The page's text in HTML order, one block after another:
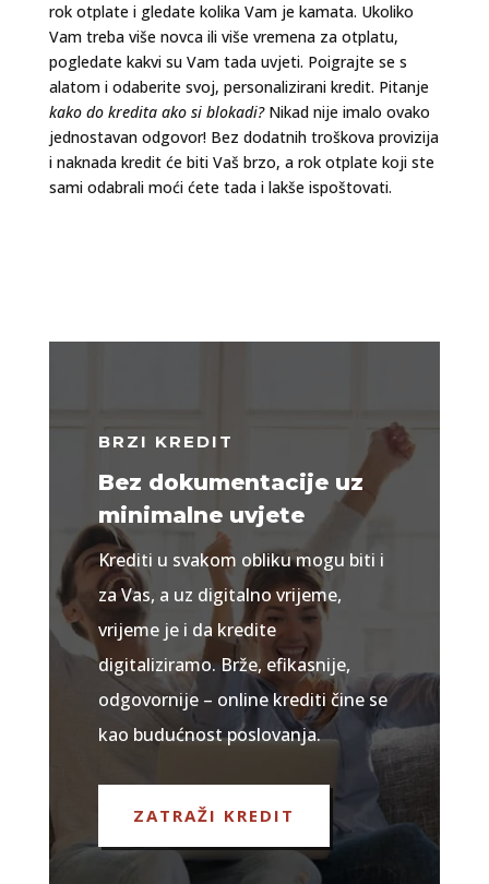
rok otplate i gledate kolika Vam je kamata. Ukoliko
Vam treba više novca ili više vremena za otplatu,
pogledate kakvi su Vam tada uvjeti. Poigrajte se s
alatom i odaberite svoj, personalizirani kredit. Pitanje
kako do kredita ako si blokadi?Nikad nije imalo ovako
jednostavan odgovor! Bez dodatnih troškova provizija
i naknada kredit će biti Vaš brzo, a rok otplate koji ste
sami odabrali moći ćete tada i lakše ispoštovati.
BRZI KREDIT
Bez dokumentacije uz
minimalne uvjete
Krediti u svakom obliku mogu biti i
za Vas, a uz digitalno vrijeme,
vrijeme je i da kredite
digitaliziramo. Brže, efikasnije,
odgovornije – online krediti čine se
kao budućnost poslovanja.
ZATRAŽI KREDIT